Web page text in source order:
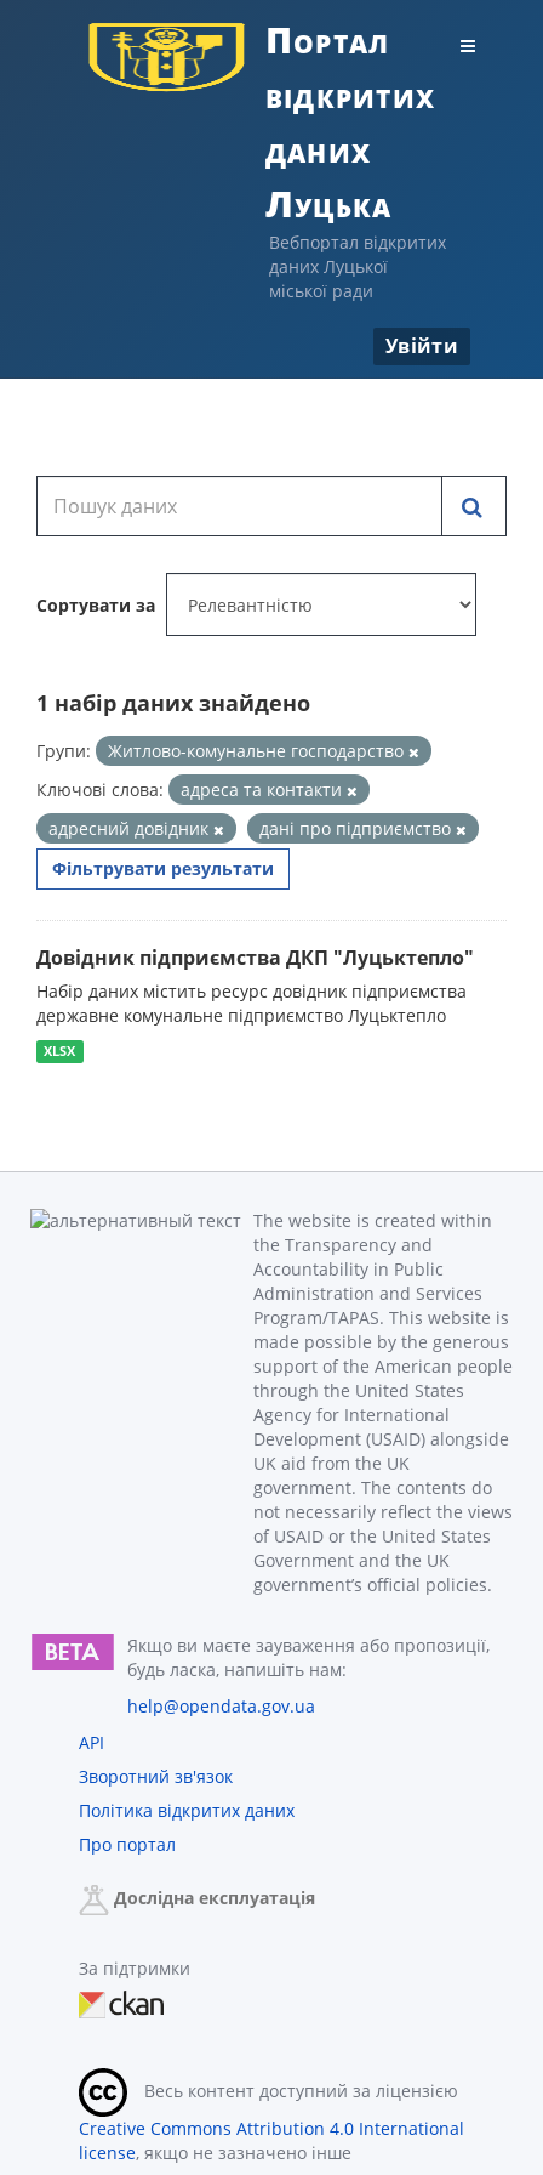
Портал
відкритих
даних
Луцька
Вебпортал відкритих
даних Луцької
міської ради
Увійти
Сортувати за
1 набір даних знайдено
Групи:
Житлово-комунальне господарство
Ключові слова:
адреса та контакти
адресний довідник
дані про підприємство
Фільтрувати результати
Довідник підприємства ДКП "Луцьктепло"
Набір даних містить ресурс довідник підприємства
державне комунальне підприємство Луцьктепло
XLSX
The website is created within
the Transparency and
Accountability in Public
Administration and Services
Program/TAPAS. This website is
made possible by the generous
support of the American people
through the United States
Agency for International
Development (USAID) alongside
UK aid from the UK
government. The contents do
not necessarily reflect the views
of USAID or the United States
Government and the UK
government’s official policies.
Якщо ви маєте зауваження або пропозиції,
будь ласка, напишіть нам:
help@opendata.gov.ua
API
Зворотний зв'язок
Політика відкритих даних
Про портал
Дослідна експлуатація
За підтримки
Весь контент доступний за ліцензією
Creative Commons Attribution 4.0 International
license, якщо не зазначено інше